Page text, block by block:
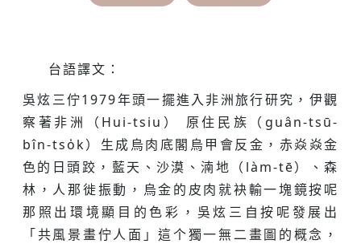
台語譯文：
吳炫三佇1979年頭一擺進入非洲旅行研究，伊觀
察著非洲（Hui-tsiu） 原住民族（guân-tsū-
bîn-tso̍k）生成烏肉底閣烏甲會反金，赤焱焱金
色的日頭跤，藍天、沙漠、湳地（làm-tē）、森
林，人那徙振動，烏金的皮肉就袂輸一塊鏡按呢
那照出環境顯目的色彩，吳炫三自按呢發展出
「共風景畫佇人面」這个獨一無二畫圖的概念，